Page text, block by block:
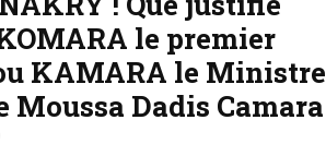
le premier
KAMARA le Ministre
Dadis Camara